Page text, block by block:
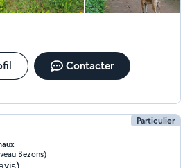
Contacter
Particulier
Bezons)